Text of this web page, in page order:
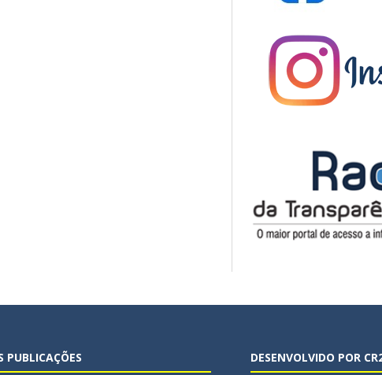
PUBLICAÇÕES DESENVOLVIDO POR